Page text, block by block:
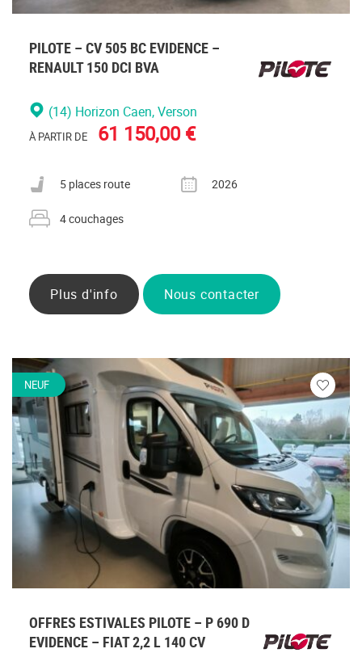
PILOTE – CV 505 BC EVIDENCE –
RENAULT 150 DCI BVA
(14) Horizon Caen, Verson
À PARTIR DE 61 150,00 €
Nombre de places carte grise
5 places route
Année
2026
Nombre de couchages
4 couchages
Plus d'info Nous contacter
NEUF
Veuillez
vous
OFFRES ESTIVALES PILOTE – P 690 D
EVIDENCE – FIAT 2,2 L 140 CV